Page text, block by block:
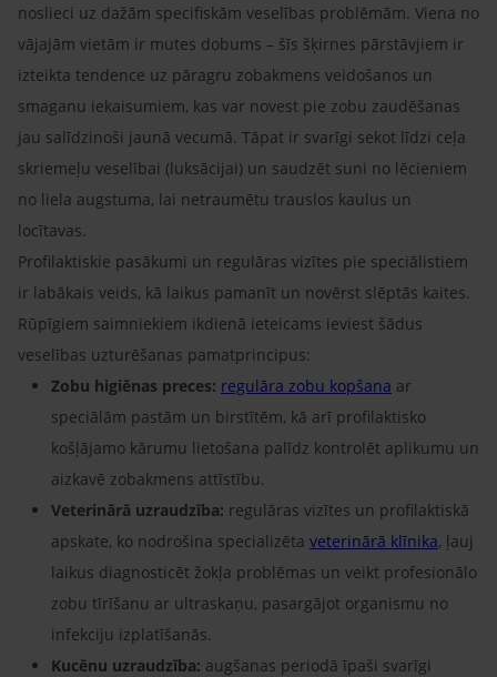
noslieci uz dažām specifiskām veselības problēmām. Viena no
vājajām vietām ir mutes dobums – šīs šķirnes pārstāvjiem ir
izteikta tendence uz pāragru zobakmens veidošanos un
smaganu iekaisumiem, kas var novest pie zobu zaudēšanas
jau salīdzinoši jaunā vecumā. Tāpat ir svarīgi sekot līdzi ceļa
skriemeļu veselībai (luksācijai) un saudzēt suni no lēcieniem
no liela augstuma, lai netraumētu trauslos kaulus un
locītavas.
Profilaktiskie pasākumi un regulāras vizītes pie speciālistiem
ir labākais veids, kā laikus pamanīt un novērst slēptās kaites.
Rūpīgiem saimniekiem ikdienā ieteicams ieviest šādus
veselības uzturēšanas pamatprincipus:
Zobu higiēnas preces: regulāra zobu kopšana ar
speciālām pastām un birstītēm, kā arī profilaktisko
košļājamo kārumu lietošana palīdz kontrolēt aplikumu un
aizkavē zobakmens attīstību.
Veterinārā uzraudzība: regulāras vizītes un profilaktiskā
apskate, ko nodrošina specializēta veterinārā klīnika, ļauj
laikus diagnosticēt žokļa problēmas un veikt profesionālo
zobu tīrīšanu ar ultraskaņu, pasargājot organismu no
infekciju izplatīšanās.
Kucēnu uzraudzība: augšanas periodā īpaši svarīgi